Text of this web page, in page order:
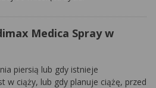
Medica Spray w
piersią lub gdy istnieje
w ciąży, lub gdy planuje ciążę, przed